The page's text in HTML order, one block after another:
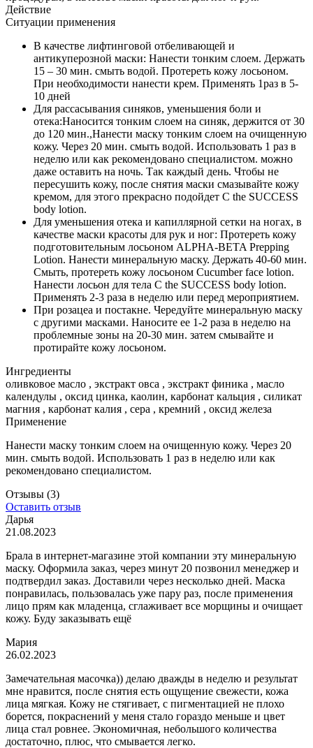
Действие
Ситуации применения
В качестве лифтинговой отбеливающей и
антикуперозной маски: Нанести тонким слоем. Держать
15 – 30 мин. смыть водой. Протереть кожу лосьоном.
При необходимости нанести крем. Применять 1раз в 5-
10 дней
Для рассасывания синяков, уменьшения боли и
отека:Наносится тонким слоем на синяк, держится от 30
до 120 мин.,Нанести маску тонким слоем на очищенную
кожу. Через 20 мин. смыть водой. Использовать 1 раз в
неделю или как рекомендовано специалистом. можно
даже оставить на ночь. Так каждый день. Чтобы не
пересушить кожу, после снятия маски смазывайте кожу
кремом, для этого прекрасно подойдет С the SUCCESS
body lotion.
Для уменьшения отека и капиллярной сетки на ногах, в
качестве маски красоты для рук и ног: Протереть кожу
подготовительным лосьоном ALPHA-BETA Prepping
Lotion. Нанести минеральную маску. Держать 40-60 мин.
Смыть, протереть кожу лосьоном Cucumber face lotion.
Нанести лосьон для тела С the SUCCESS body lotion.
Применять 2-3 раза в неделю или перед мероприятием.
При розацеа и постакне. Чередуйте минеральную маску
с другими масками. Наносите ее 1-2 раза в неделю на
проблемные зоны на 20-30 мин. затем смывайте и
протирайте кожу лосьоном.
Ингредиенты
оливковое масло , экстракт овса , экстракт финика , масло
календулы , оксид цинка, каолин, карбонат кальция , силикат
магния , карбонат калия , сера , кремний , оксид железа
Применение
Нанести маску тонким слоем на очищенную кожу. Через 20
мин. смыть водой. Использовать 1 раз в неделю или как
рекомендовано специалистом.
Отзывы (3)
Оставить отзыв
Дарья
21.08.2023
Брала в интернет-магазине этой компании эту минеральную
маску. Оформила заказ, через минут 20 позвонил менеджер и
подтвердил заказ. Доставили через несколько дней. Маска
понравилась, пользовалась уже пару раз, после применения
лицо прям как младенца, сглаживает все морщины и очищает
кожу. Буду заказывать ещё
Мария
26.02.2023
Замечательная масочка)) делаю дважды в неделю и результат
мне нравится, после снятия есть ощущение свежести, кожа
лица мягкая. Кожу не стягивает, с пигментацией не плохо
борется, покраснений у меня стало гораздо меньше и цвет
лица стал ровнее. Экономичная, небольшого количества
достаточно, плюс, что смывается легко.